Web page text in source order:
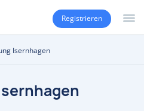
Registrieren
Isernhagen